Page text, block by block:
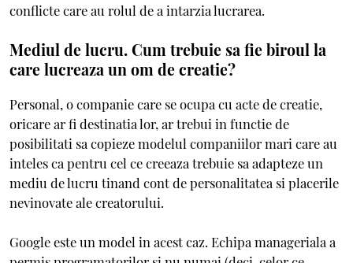
conflicte care au rolul de a intarzia lucrarea.
Mediul de lucru. Cum trebuie sa fie biroul la
care lucreaza un om de creatie?
Personal, o companie care se ocupa cu acte de creatie,
oricare ar fi destinatia lor, ar trebui in functie de
posibilitati sa copieze modelul companiilor mari care au
inteles ca pentru cel ce creeaza trebuie sa adapteze un
mediu de lucru tinand cont de personalitatea si placerile
nevinovate ale creatorului.
Google este un model in acest caz. Echipa manageriala a